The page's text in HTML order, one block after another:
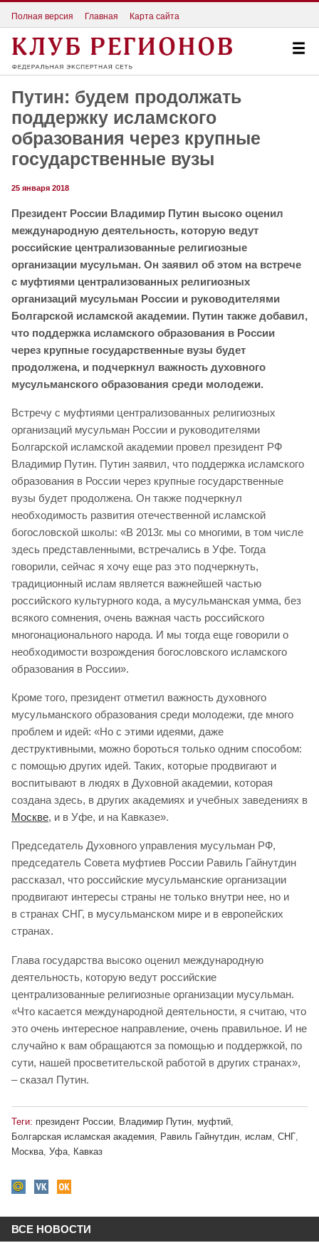
Полная версия Главная Карта сайта
Путин: будем продолжать
поддержку исламского
образования через крупные
государственные вузы
25 января 2018
Президент России Владимир Путин высоко оценил
международную деятельность, которую ведут
российские централизованные религиозные
организации мусульман. Он заявил об этом на встрече
с муфтиями централизованных религиозных
организаций мусульман России и руководителями
Болгарской исламской академии. Путин также добавил,
что поддержка исламского образования в России
через крупные государственные вузы будет
продолжена, и подчеркнул важность духовного
мусульманского образования среди молодежи.
Встречу с муфтиями централизованных религиозных
организаций мусульман России и руководителями
Болгарской исламской академии провел президент РФ
Владимир Путин. Путин заявил, что поддержка исламского
образования в России через крупные государственные
вузы будет продолжена. Он также подчеркнул
необходимость развития отечественной исламской
богословской школы: «В 2013г. мы со многими, в том числе
здесь представленными, встречались в Уфе. Тогда
говорили, сейчас я хочу еще раз это подчеркнуть,
традиционный ислам является важнейшей частью
российского культурного кода, а мусульманская умма, без
всякого сомнения, очень важная часть российского
многонационального народа. И мы тогда еще говорили о
необходимости возрождения богословского исламского
образования в России».
Кроме того, президент отметил важность духовного
мусульманского образования среди молодежи, где много
проблем и идей: «Но с этими идеями, даже
деструктивными, можно бороться только одним способом:
с помощью других идей. Таких, которые продвигают и
воспитывают в людях в Духовной академии, которая
создана здесь, в других академиях и учебных заведениях в
Москве, и в Уфе, и на Кавказе».
Председатель Духовного управления мусульман РФ,
председатель Совета муфтиев России Равиль Гайнутдин
рассказал, что российские мусульманские организации
продвигают интересы страны не только внутри нее, но и
в странах СНГ, в мусульманском мире и в европейских
странах.
Глава государства высоко оценил международную
деятельность, которую ведут российские
централизованные религиозные организации мусульман.
«Что касается международной деятельности, я считаю, что
это очень интересное направление, очень правильное. И не
случайно к вам обращаются за помощью и поддержкой, по
сути, нашей просветительской работой в других странах»,
– сказал Путин.
Теги: президент России Владимир Путин муфтий
Болгарская исламская академия, Равиль Гайнутдин, ислам, СНГ,
Москва, Уфа, Кавказ
ВСЕ НОВОСТИ